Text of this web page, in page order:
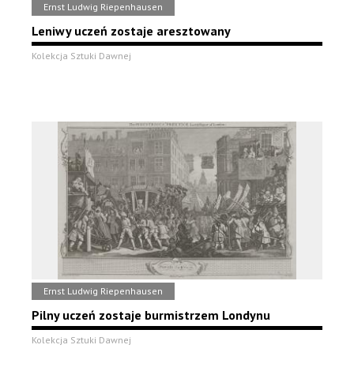
Ernst Ludwig Riepenhausen
Leniwy uczeń zostaje aresztowany
Kolekcja Sztuki Dawnej
Ernst Ludwig Riepenhausen
Pilny uczeń zostaje burmistrzem Londynu
Kolekcja Sztuki Dawnej